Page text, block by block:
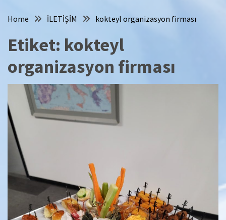
Home İLETİŞİM kokteyl organizasyon firması
Etiket: kokteyl
organizasyon firması